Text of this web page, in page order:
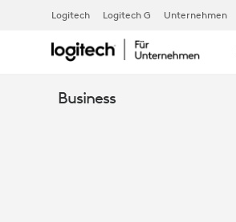
EIN
BESSERER
Logitech Logitech G Unternehmen
Business